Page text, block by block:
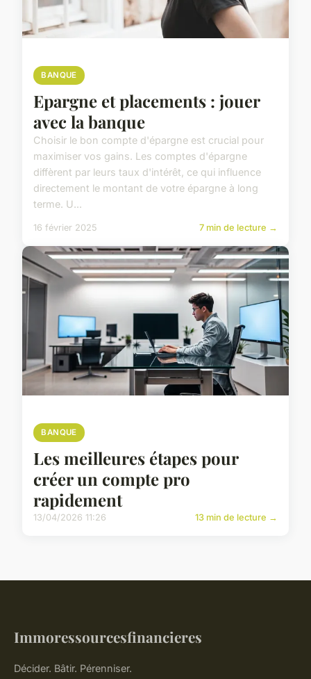
BANQUE
Epargne et placements : jouer
avec la banque
Choisir le bon compte d'épargne est crucial pour
maximiser vos gains. Les comptes d'épargne
diffèrent par leurs taux d'intérêt, ce qui influence
directement le montant de votre épargne à long
terme. U...
16 février 2025 7 min de lecture →
BANQUE
Les meilleures étapes pour
créer un compte pro
rapidement
13/04/2026 11:26 13 min de lecture →
Immoressourcesfinancieres
Décider. Bâtir. Pérenniser.